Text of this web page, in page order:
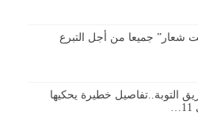
شعار” جميعا من أجل التبرع
التوبة..تفاصيل خطيرة يحكيها